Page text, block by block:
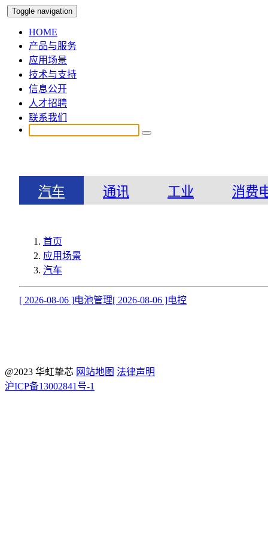
Toggle navigation
HOME
产品与服务
应用场景
技术与支持
信息公开
人才招聘
联系我们
汽车 通讯 工业 消费
首页
应用场景
汽车
[ 2026-08-06 ]电池管理[ 2026-08-06 ]电控
@2023 华虹挚芯 网站地图 法律声明
沪ICP备13002841号-1